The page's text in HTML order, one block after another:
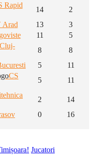
Rapid
14
2
Arad 13
3
11
5
8
8
5
11
CS
5 11
2
14
0
16
Jucatori